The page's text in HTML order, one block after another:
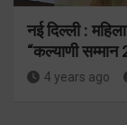
नई दिल्ली :
“कल्याणी सम्मान
4 years ago